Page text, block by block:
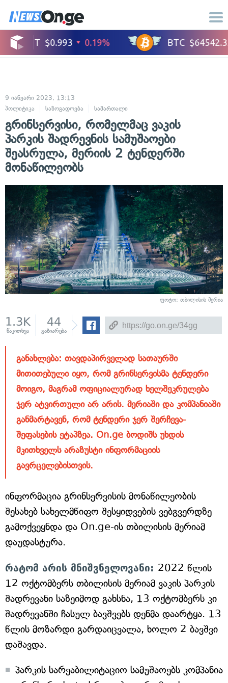
9 იანვარი 2023, 13:13
პოლიტიკა
საზოგადოება სამართალი
გრინსერვისი, რომელმაც ვაკის
პარკის შადრევნის სამუშაოები
შეასრულა, მერიის 2 ტენდერში
მონაწილეობს
ფოტო: თბილისის მერია
1.3K
წაკითხვა
44
გაზიარება
განახლება: თავდაპირველად სათაურში
მითითებული იყო, რომ გრინსერვისმა ტენდერი
მოიგო, მაგრამ ოფიციალურად ხელშეკრულება
ჯერ ატვირთული არ არის. მერიაში და კომპანიაში
განმარტავენ, რომ ტენდერი ჯერ შერჩევა-
შეფასების ეტაპზეა. On.ge ბოდიშს უხდის
მკითხველს არაზუსტი ინფორმაციის
გავრცელებისთვის.
ინფორმაცია გრინსერვისის მონაწილეობის
შესახებ სახელმწიფო შესყიდვების ვებგვერდზე
გამოქვეყნდა და On.ge-ის თბილისის მერიამ
დაუდასტურა.
რატომ არის მნიშვნელოვანი: 2022 წლის
12 ოქტომბერს თბილისის მერიამ ვაკის პარკის
შადრევანი საზეიმოდ გახსნა, 13 ოქტომბერს კი
შადრევანში ჩასულ ბავშვებს დენმა დაარტყა. 13
წლის მოზარდი გარდაიცვალა, ხოლო 2 ბავშვი
დაშავდა.
პარკის სარეაბილიტაციო სამუშაოებს კომპანია